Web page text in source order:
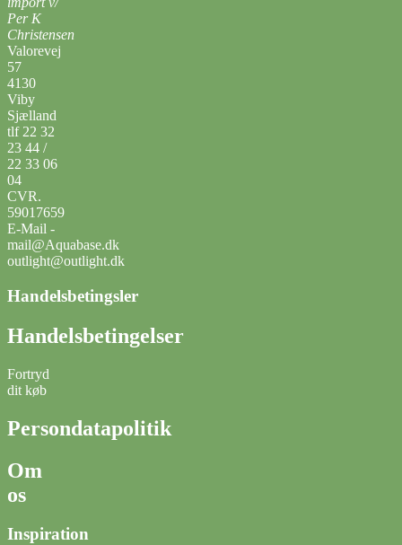
Per K
Christensen
Valorevej
57
4130
Viby
Sjælland
tlf 22 32
23 44 /
22 33 06
04
CVR.
59017659
E-Mail -
mail@Aquabase.dk
outlight@outlight.dk
Handelsbetingsler
Handelsbetingelser
Fortryd
dit køb
Persondatapolitik
Om
os
Inspiration